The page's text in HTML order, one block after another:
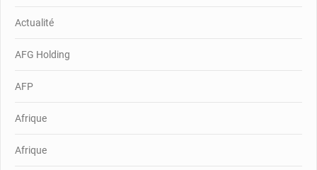
Actualité
AFG Holding
AFP
Afrique
Afrique